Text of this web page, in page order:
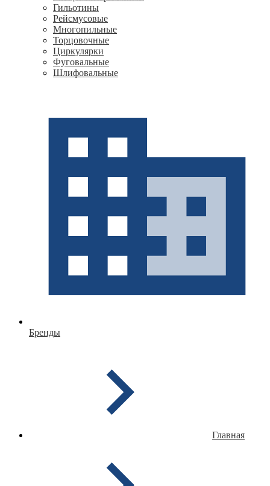
Гильотины
Рейсмусовые
Многопильные
Торцовочные
Циркулярки
Фуговальные
Шлифовальные
Бренды
Главная